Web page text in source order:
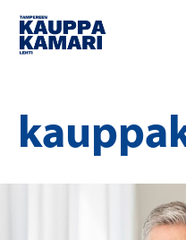
Siirry
sisältöön